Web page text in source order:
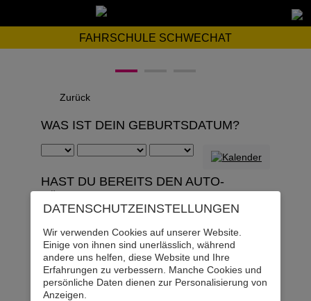
FAHRSCHULE SCHWECHAT
Zurück
WAS IST DEIN GEBURTSDATUM?
HAST DU BEREITS DEN AUTO-
Ja
Nein
DATENSCHUTZ­EINSTELLUNGEN
Wir verwenden Cookies auf unserer Website.
Einige von ihnen sind unerlässlich, während
andere uns helfen, diese Website und Ihre
Erfahrungen zu verbessern. Manche Cookies und
persönliche Daten dienen zur Personalisierung von
Anzeigen.